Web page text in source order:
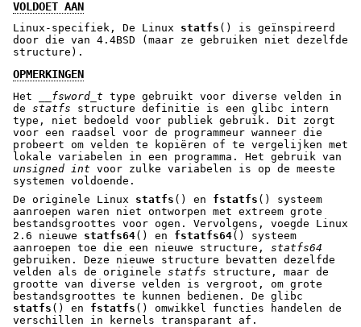
VOLDOET AAN
Linux-specifiek, De Linux statfs () is geïnspireerd
door die van 4.4BSD (maar ze gebruiken niet dezelfde
structure).
OPMERKINGEN
Het __fsword_t type gebruikt voor diverse velden in
de statfs structure definitie is een glibc intern
type, niet bedoeld voor publiek gebruik. Dit zorgt
voor een raadsel voor de programmeur wanneer die
probeert om velden te kopiëren of te vergelijken met
lokale variabelen in een programma. Het gebruik van
unsigned int voor zulke variabelen is op de meeste
systemen voldoende.
De originele Linux statfs () en fstatfs () systeem
aanroepen waren niet ontworpen met extreem grote
bestandsgroottes voor ogen. Vervolgens, voegde Linux
2.6 nieuwe statfs64() en fstatfs64() systeem
aanroepen toe die een nieuwe structure, statfs64
gebruiken. Deze nieuwe structure bevatten dezelfde
velden als de originele statfs structure, maar de
grootte van diverse velden is vergroot, om grote
bestandsgroottes te kunnen bedienen. De glibc
statfs () en fstatfs () omwikkel functies handelen de
verschillen in kernels transparant af.